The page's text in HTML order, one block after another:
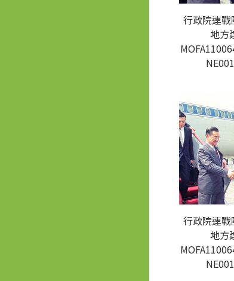
行政院連
地方
行政院連
地方